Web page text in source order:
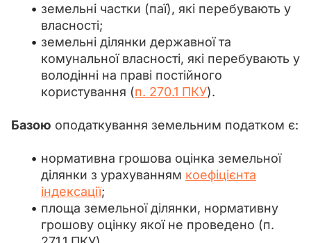
земельні частки (паї), які перебувають у
власності;
земельні ділянки державної та
комунальної власності, які перебувають у
володінні на праві постійного
користування (п. 270.1 ПКУ).
Базою оподаткування земельним податком є:
нормативна грошова оцінка земельної
ділянки з урахуванням коефіцієнта
індексації;
площа земельної ділянки, нормативну
грошову оцінку якої не проведено (п.